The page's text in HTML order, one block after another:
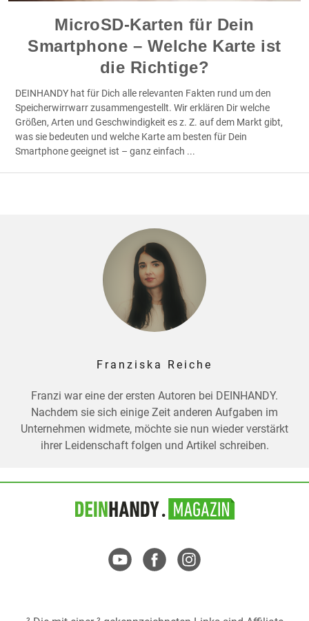
MicroSD-Karten für Dein
Smartphone – Welche Karte ist
die Richtige?
DEINHANDY hat für Dich alle relevanten Fakten rund um den
Speicherwirrwarr zusammengestellt. Wir erklären Dir welche
Größen, Arten und Geschwindigkeit es z. Z. auf dem Markt gibt,
was sie bedeuten und welche Karte am besten für Dein
Smartphone geeignet ist – ganz einfach ...
Franziska Reiche
Franzi war eine der ersten Autoren bei DEINHANDY.
Nachdem sie sich einige Zeit anderen Aufgaben im
Unternehmen widmete, möchte sie nun wieder verstärkt
ihrer Leidenschaft folgen und Artikel schreiben.